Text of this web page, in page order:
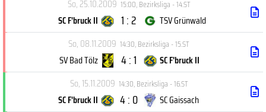
So, 25.10.2009 15:00,Bezirksliga - 14.ST
SC F'bruck II 1 : 2
TSV Grünwald
So, 08.11.2009 14:30,Bezirksliga - 15.ST
SV Bad Tölz 4 : 1
SC F'bruck II
So, 15.11.2009 14:30,Bezirksliga - 16.ST
SC F'bruck II 4 : 0
SC Gaissach